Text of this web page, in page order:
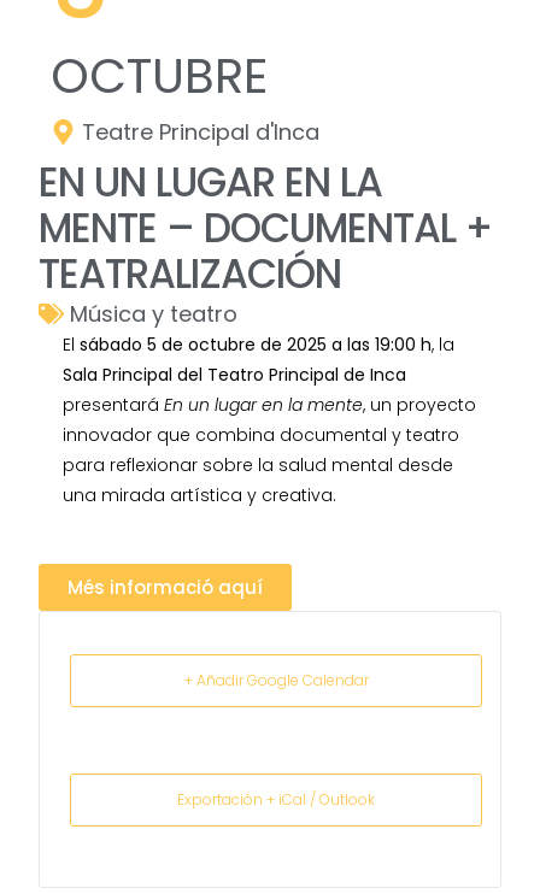
OCTUBRE
Teatre Principal d'Inca
EN UN LUGAR EN LA
MENTE – DOCUMENTAL +
TEATRALIZACIÓN
Música y teatro
Elsábado 5 de octubre de 2025 a las 19:00 h, la
Sala Principal del Teatro Principal de Inca
presentaráEn un lugar en la mente, un proyecto
innovador que combina documental y teatro
para reflexionar sobre la salud mental desde
una mirada artística y creativa.
Més informació aquí
+ Añadir Google Calendar
Exportación + iCal / Outlook